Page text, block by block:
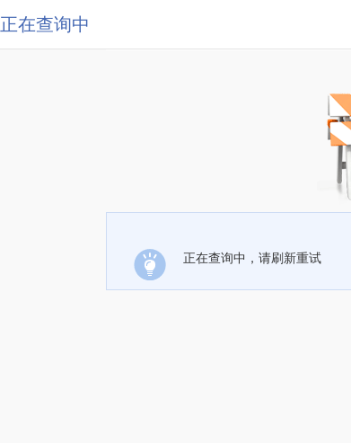
正在查询中
正在查询中，请刷新重试